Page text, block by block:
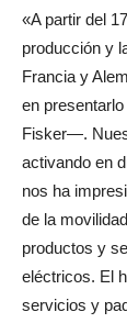
«A partir del
producción y
Francia y
en
Fisker—.
activando en
nos ha
de la
productos y
eléctricos. El
servicios y